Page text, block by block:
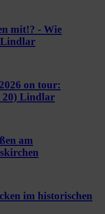
mit!? - Wie
Lindlar
on tour:
20) Lindlar
am
im historischen